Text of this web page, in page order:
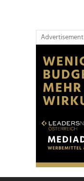
Advertisement